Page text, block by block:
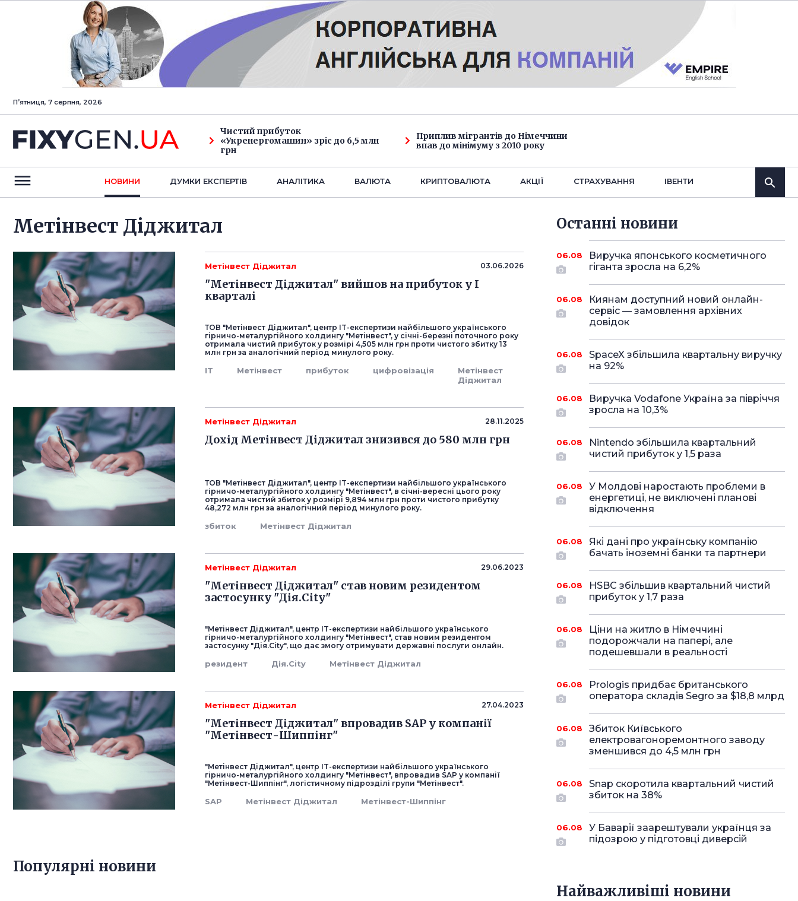
Пʼятниця, 7 серпня, 2026
Чистий прибуток
«Укренергомашин» зріс до 6,5 млн
грн
Приплив мігрантів до Німеччини
впав до мінімуму з 2010 року
НОВИНИ ДУМКИ ЕКСПЕРТIВ АНАЛIТИКА ВАЛЮТА КРИПТОВАЛЮТА АКЦІЇ СТРАХУВАННЯ IВЕНТИ
Метінвест Діджитал
Метінвест Діджитал 03.06.2026
"Метінвест Діджитал" вийшов на прибуток у I
кварталі
ТОВ "Метінвест Діджитал", центр IT-експертизи найбільшого українського
гірничо-металургійного холдингу "Метінвест", у січні-березні поточного року
отримала чистий прибуток у розмірі 4,505 млн грн проти чистого збитку 13
млн грн за аналогічний період минулого року.
IT Метінвест прибуток цифровізація
Метінвест
Діджитал
Метінвест Діджитал 28.11.2025
Дохід Метінвест Діджитал знизився до 580 млн грн
ТОВ "Метінвест Діджитал", центр IT-експертизи найбільшого українського
гірничо-металургійного холдингу "Метінвест", в січні-вересні цього року
отримала чистий збиток у розмірі 9,894 млн грн проти чистого прибутку
48,272 млн грн за аналогічний період минулого року.
збиток Метінвест Діджитал
Метінвест Діджитал 29.06.2023
"Метінвест Діджитал" став новим резидентом
застосунку "Дія.City"
"Метінвест Діджитал", центр IT-експертизи найбільшого українського
гірничо-металургійного холдингу "Метінвест", став новим резидентом
застосунку "Дія.City", що дає змогу отримувати державні послуги онлайн.
резидент Дія.City Метінвест Діджитал
Метінвест Діджитал 27.04.2023
"Метінвест Діджитал" впровадив SAP у компанії
"Метінвест-Шиппінг"
"Метінвест Діджитал", центр IT-експертизи найбільшого українського
гірничо-металургійного холдингу "Метінвест", впровадив SAP у компанії
"Метінвест-Шиппінг", логістичному підрозділі групи "Метінвест".
SAP Метінвест Діджитал Метінвест-Шиппінг
Популярнi новини
Останнi новини
06.08
Виручка японського косметичного
гіганта зросла на 6,2%
06.08
Киянам доступний новий онлайн-
сервіс — замовлення архівних
довідок
06.08
SpaceX збільшила квартальну виручку
на 92%
06.08
Виручка Vodafone Україна за півріччя
зросла на 10,3%
06.08
Nintendo збільшила квартальний
чистий прибуток у 1,5 раза
06.08
У Молдові наростають проблеми в
енергетиці, не виключені планові
відключення
06.08
Які дані про українську компанію
бачать іноземні банки та партнери
06.08
HSBC збільшив квартальний чистий
прибуток у 1,7 раза
06.08
Ціни на житло в Німеччині
подорожчали на папері, але
подешевшали в реальності
06.08
Prologis придбає британського
оператора складів Segro за $18,8 млрд
06.08
Збиток Київського
електровагоноремонтного заводу
зменшився до 4,5 млн грн
06.08
Snap скоротила квартальний чистий
збиток на 38%
06.08
У Баварії заарештували українця за
підозрою у підготовці диверсій
Найважливіші новини